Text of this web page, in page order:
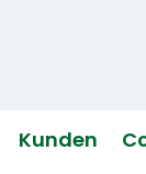
Kunden